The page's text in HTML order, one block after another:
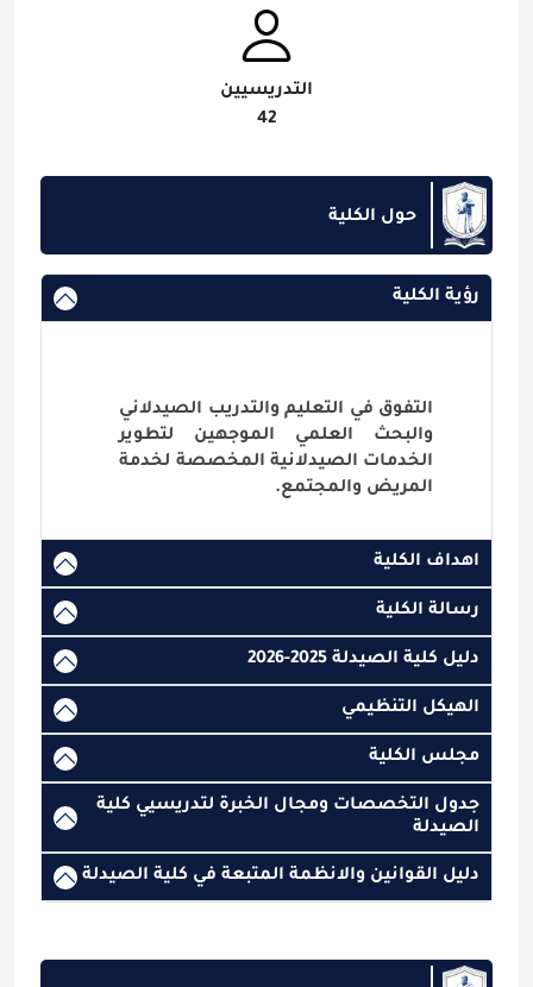
التدريسيين
42
حول الكلية
رؤية الكلية
التفوق في التعليم والتدريب الصيدلاني
والبحث العلمي الموجهين لتطوير
الخدمات الصيدلانية المخصصة لخدمة
المريض والمجتمع.
اهداف الكلية
رسالة الكلية
دليل كلية الصيدلة 2025-2026
الهيكل التنظيمي
مجلس الكلية
جدول التخصصات ومجال الخبرة لتدريسيي كلية
الصيدلة
دليل القوانين والانظمة المتبعة في كلية الصيدلة